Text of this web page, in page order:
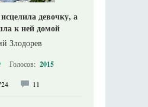
девочку, а
к ней домой
Злодорев
Голосов: 2015
11